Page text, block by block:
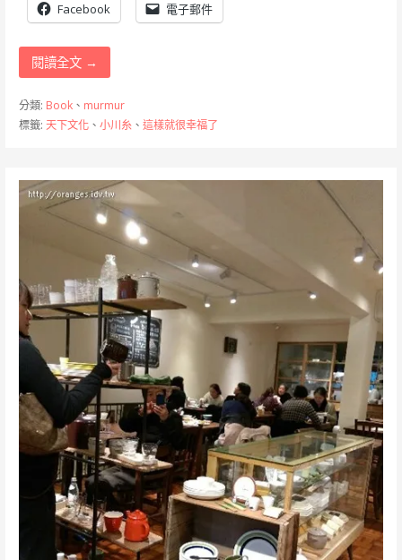
Facebook 電子郵件
閱讀全文 →
分類: Book、 murmur
標籤: 天下文化、 小川糸、 這樣就很幸福了